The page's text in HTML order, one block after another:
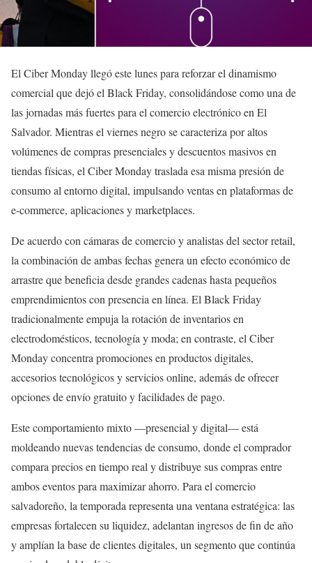
El Ciber Monday llegó este lunes para reforzar el dinamismo
comercial que dejó el Black Friday, consolidándose como una de
las jornadas más fuertes para el comercio electrónico en El
Salvador. Mientras el viernes negro se caracteriza por altos
volúmenes de compras presenciales y descuentos masivos en
tiendas físicas, el Ciber Monday traslada esa misma presión de
consumo al entorno digital, impulsando ventas en plataformas de
e-commerce, aplicaciones y marketplaces.
De acuerdo con cámaras de comercio y analistas del sector retail,
la combinación de ambas fechas genera un efecto económico de
arrastre que beneficia desde grandes cadenas hasta pequeños
emprendimientos con presencia en línea. El Black Friday
tradicionalmente empuja la rotación de inventarios en
electrodomésticos, tecnología y moda; en contraste, el Ciber
Monday concentra promociones en productos digitales,
accesorios tecnológicos y servicios online, además de ofrecer
opciones de envío gratuito y facilidades de pago.
Este comportamiento mixto —presencial y digital— está
moldeando nuevas tendencias de consumo, donde el comprador
compara precios en tiempo real y distribuye sus compras entre
ambos eventos para maximizar ahorro. Para el comercio
salvadoreño, la temporada representa una ventana estratégica: las
empresas fortalecen su liquidez, adelantan ingresos de fin de año
y amplían la base de clientes digitales, un segmento que continúa